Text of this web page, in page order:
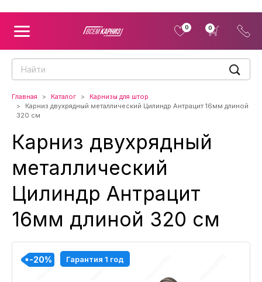
0 0
Главная Каталог
Карнизы для штор
Карниз двухрядный металлический Цилиндр Антрацит 16мм длиной
320 см
Карниз двухрядный
металлический
Цилиндр Антрацит
16мм длиной 320 см
-20% Гарантия 1 год
-20%
-20%
-20%